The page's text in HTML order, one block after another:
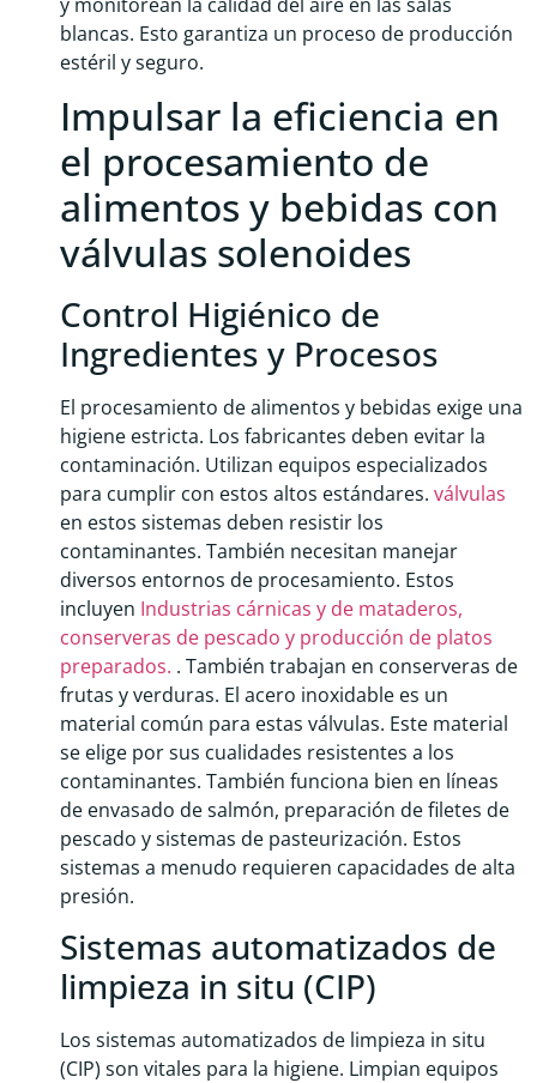
blancas. Esto garantiza un proceso de producción
estéril y seguro.
Impulsar la eficiencia en
el procesamiento de
alimentos y bebidas con
válvulas solenoides
Control Higiénico de
Ingredientes y Procesos
El procesamiento de alimentos y bebidas exige una
higiene estricta. Los fabricantes deben evitar la
contaminación. Utilizan equipos especializados
para cumplir con estos altos estándares. válvulas
en estos sistemas deben resistir los
contaminantes. También necesitan manejar
diversos entornos de procesamiento. Estos
incluyen Industrias cárnicas y de mataderos,
conserveras de pescado y producción de platos
preparados. . También trabajan en conserveras de
frutas y verduras. El acero inoxidable es un
material común para estas válvulas. Este material
se elige por sus cualidades resistentes a los
contaminantes. También funciona bien en líneas
de envasado de salmón, preparación de filetes de
pescado y sistemas de pasteurización. Estos
sistemas a menudo requieren capacidades de alta
presión.
Sistemas automatizados de
limpieza in situ (CIP)
Los sistemas automatizados de limpieza in situ
(CIP) son vitales para la higiene. Limpian equipos